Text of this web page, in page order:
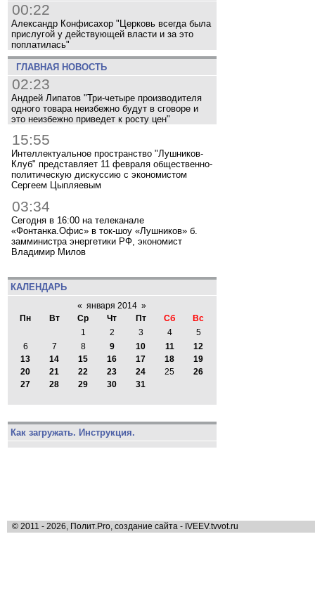
00:22
Александр Конфисахор "Церковь всегда была
прислугой у действующей власти и за это
поплатилась"
ГЛАВНАЯ НОВОСТЬ
02:23
Андрей Липатов "Три-четыре производителя
одного товара неизбежно будут в сговоре и
это неизбежно приведет к росту цен"
15:55
Интеллектуальное пространство "Лушников-
Клуб" представляет 11 февраля общественно-
политическую дискуссию с экономистом
Сергеем Цыпляевым
03:34
Сегодня в 16:00 на телеканале
«Фонтанка.Офис» в ток-шоу «Лушников» б.
замминистра энергетики РФ, экономист
Владимир Милов
КАЛЕНДАРЬ
« января 2014 »
Пн
Вт Ср Чт Пт Сб
Вс
1
2 3 4
5
6
7 8 9 10 11
12
13
14 15 16 17 18
19
20
21 22 23 24 25
26
27
28 29 30 31
Как загружать. Инструкция.
© 2011 - 2026, Полит.Pro, создание сайта - IVEEV.tvvot.ru